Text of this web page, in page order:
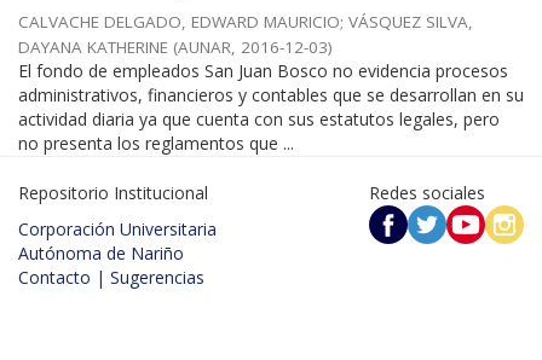
CALVACHE DELGADO, EDWARD MAURICIO; VÁSQUEZ SILVA,
DAYANA KATHERINE (AUNAR, 2016-12-03)
El fondo de empleados San Juan Bosco no evidencia procesos
administrativos, financieros y contables que se desarrollan en su
actividad diaria ya que cuenta con sus estatutos legales, pero
no presenta los reglamentos que ...
Repositorio Institucional
Corporación Universitaria
Autónoma de Nariño
Contacto | Sugerencias
Redes sociales